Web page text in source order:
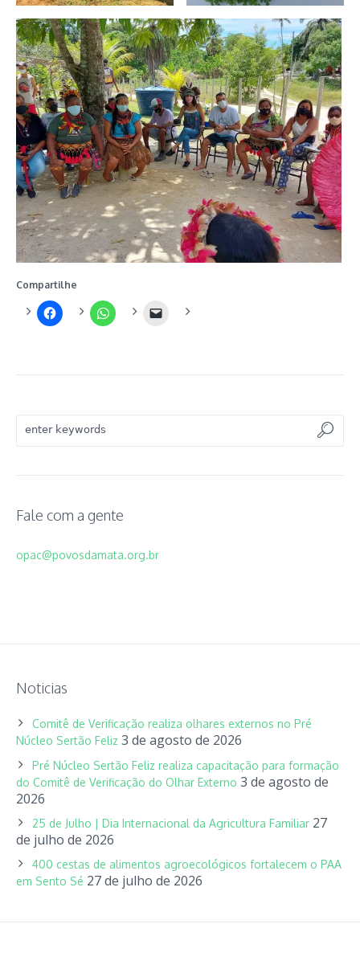
Compartilhe
Fale com a gente
opac@povosdamata.org.br
Noticias
Comitê de Verificação realiza olhares externos no Pré
Núcleo Sertão Feliz 3 de agosto de 2026
Pré Núcleo Sertão Feliz realiza capacitação para formação
do Comitê de Verificação do Olhar Externo 3 de agosto de
2026
25 de Julho | Dia Internacional da Agricultura Familiar 27
de julho de 2026
400 cestas de alimentos agroecológicos fortalecem o PAA
em Sento Sé 27 de julho de 2026